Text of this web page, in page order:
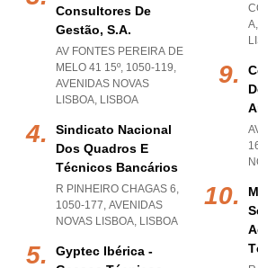
Consultores De
Gestão, S.a.
AV FONTES PEREIRA DE
MELO 41 15º, 1050-119,
AVENIDAS NOVAS
LISBOA, LISBOA
Sindicato Nacional
Dos Quadros E
Técnicos Bancários
R PINHEIRO CHAGAS 6,
1050-177, AVENIDAS
NOVAS LISBOA, LISBOA
Gyptec Ibérica -